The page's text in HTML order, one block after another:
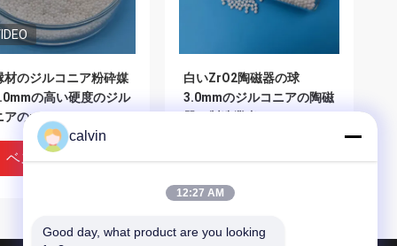
材のジルコニア粉砕媒
の高い硬度のジル
アのmicrobead
ベストプライス
白いZrO2陶磁器の球
3.0mmのジルコニアの陶磁
ベストプライス
calvin
12:27 AM
Good day, what product are you looking